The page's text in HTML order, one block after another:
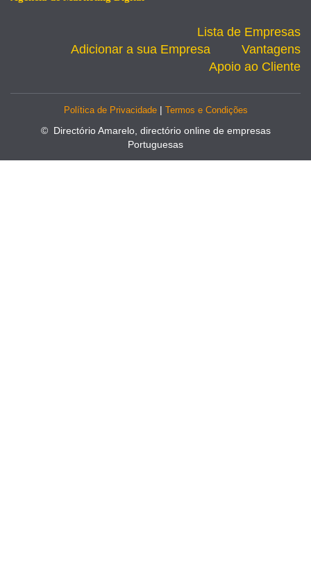
Lista de Empresas
Adicionar a sua Empresa
Vantagens
Apoio ao Cliente
Política de Privacidade| Termos e Condições
© Directório Amarelo, directório online de empresas
Portuguesas